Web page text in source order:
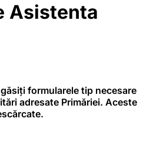
Asistenta
formularele tip necesare
adresate Primăriei. Aceste